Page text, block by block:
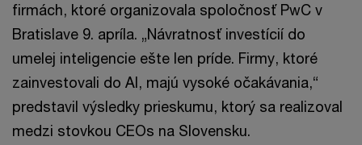
firmách, ktoré organizovala spoločnosť PwC v
Bratislave 9. apríla. „Návratnosť investícií do
umelej inteligencie ešte len príde. Firmy, ktoré
zainvestovali do AI, majú vysoké očakávania,“
predstavil výsledky prieskumu, ktorý sa realizoval
medzi stovkou CEOs na Slovensku.